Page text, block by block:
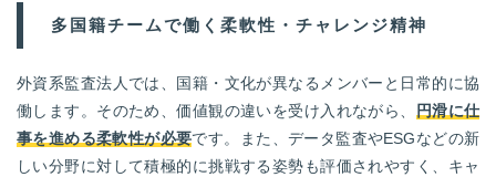
多国籍チームで働く柔軟性・チャレンジ精神
外資系監査法人では、国籍・文化が異なるメンバーと日常的に協
働します。そのため、価値観の違いを受け入れながら、
円滑に仕
事を進める柔軟性が必要です。また、データ監査やESGなどの新
しい分野に対して積極的に挑戦する姿勢も評価されやすく、キャ